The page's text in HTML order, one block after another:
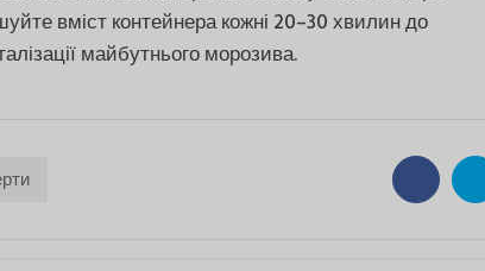
вміст контейнера кожні 20–30 хвилин до
майбутнього морозива.